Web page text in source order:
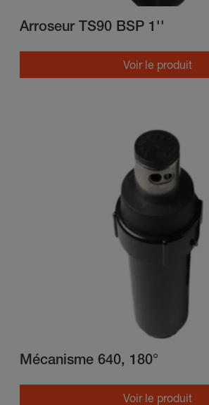
Arroseur TS90 BSP 1''
Voir le produit
Mécanisme 640, 180°
Voir le produit